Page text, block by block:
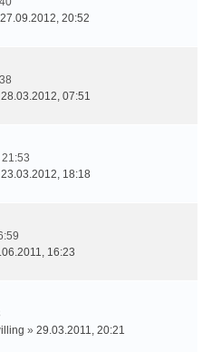
27.09.2012, 20:52
28.03.2012, 07:51
23.03.2012, 18:18
16:23
» 29.03.2011, 20:21